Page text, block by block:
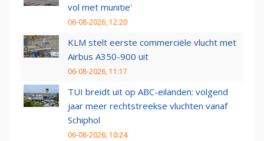
vol met munitie'
06-08-2026, 12:20
KLM stelt eerste commerciële vlucht met
Airbus A350-900 uit
06-08-2026, 11:17
TUI breidt uit op ABC-eilanden: volgend
jaar meer rechtstreekse vluchten vanaf
Schiphol
06-08-2026, 10:24